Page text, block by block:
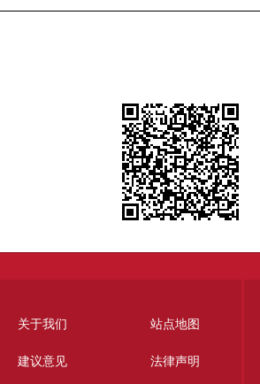
关于我们 站点地图
建议意见 法律声明